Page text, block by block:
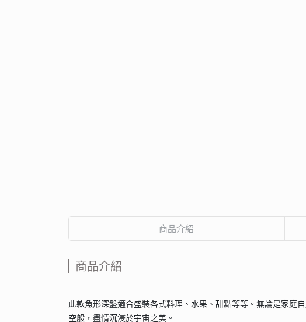
商品介紹
商品介紹
此款魚形深盤適合盛裝各式料理、水果、甜點等等。無論是家庭
空般，盡情沉浸於宇宙之美。